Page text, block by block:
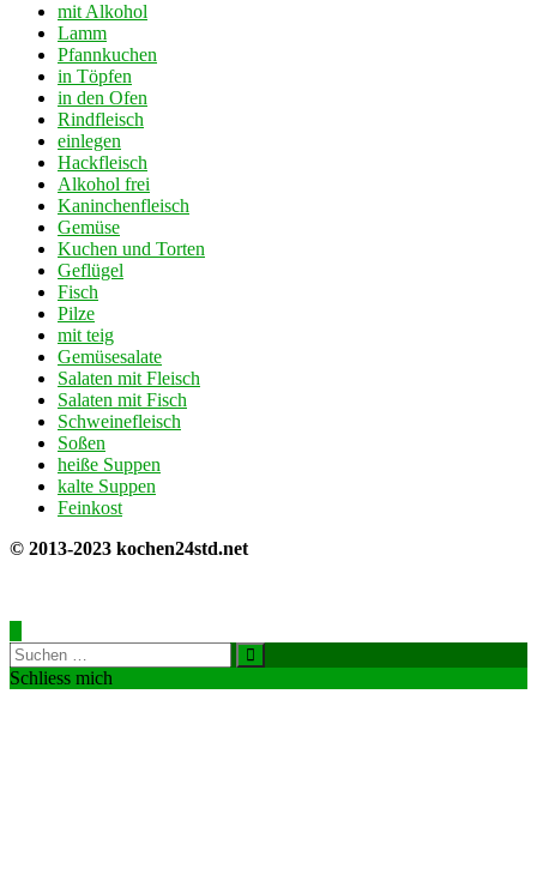
mit Alkohol
Lamm
Pfannkuchen
in Töpfen
in den Ofen
Rindfleisch
einlegen
Hackfleisch
Alkohol frei
Kaninchenfleisch
Gemüse
Kuchen und Torten
Geflügel
Fisch
Pilze
mit teig
Gemüsesalate
Salaten mit Fleisch
Salaten mit Fisch
Schweinefleisch
Soßen
heiße Suppen
kalte Suppen
Feinkost
© 2013-2023 kochen24std.net
Schliess mich